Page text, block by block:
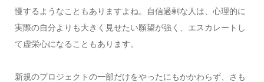
慢するようなこともありますよね。自信過剰な人は、心理的に
実際の自分よりも大きく見せたい願望が強く、エスカレートし
て虚栄心になることもあります。
新規のプロジェクトの一部だけをやったにもかかわらず、さも